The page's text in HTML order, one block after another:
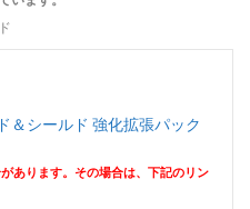
＆シールド 強化拡張パック
あります。その場合は、下記のリン